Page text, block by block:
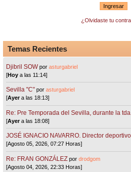
¿Olvidaste tu
Temas Recientes
Djibril SOW porasturgabriel
[Hoy a las 11:14]
Sevilla "C"porasturgabriel
[Ayera las 18:13]
Re: Pre Temporada del Sevilla, durante la
[Ayera las 18:08]
JOSÉ IGNACIO NAVARRO. Director
[Agosto 05, 2026, 07:27 Horas]
Re: FRAN GONZÁLEZ pordrodgom
[Agosto 04, 2026, 22:33 Horas]